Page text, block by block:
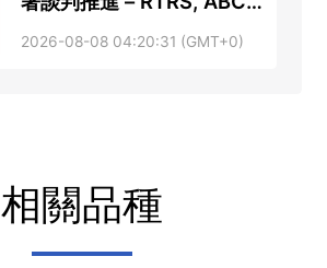
2026-08-08 04:20:31 (GMT+0)
相關品種